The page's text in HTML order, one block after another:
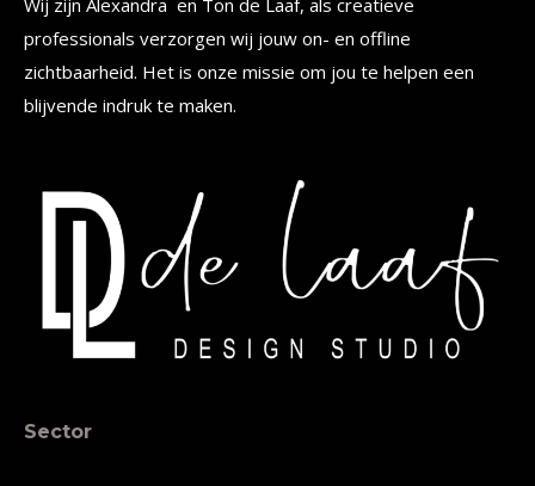
professionals verzorgen wij jouw on- en offline
zichtbaarheid. Het is onze missie om jou te helpen een
blijvende indruk te maken.
Sector